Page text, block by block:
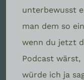
unterbewusst
man dem so
wenn du jetzt
Podcast wärst,
würde ich ja